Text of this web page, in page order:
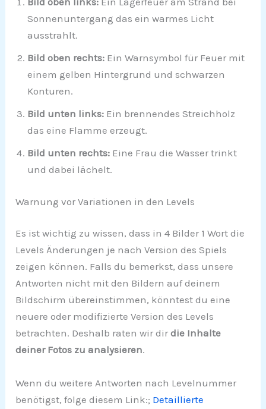
Sonnenuntergang das ein warmes Licht
ausstrahlt.
Bild oben rechts: Ein Warnsymbol für Feuer mit
einem gelben Hintergrund und schwarzen
Konturen.
Bild unten links: Ein brennendes Streichholz
das eine Flamme erzeugt.
Bild unten rechts: Eine Frau die Wasser trinkt
und dabei lächelt.
Warnung vor Variationen in den Levels
Es ist wichtig zu wissen, dass in 4 Bilder 1 Wort die
Levels Änderungen je nach Version des Spiels
zeigen können. Falls du bemerkst, dass unsere
Antworten nicht mit den Bildern auf deinem
Bildschirm übereinstimmen, könntest du eine
neuere oder modifizierte Version des Levels
betrachten. Deshalb raten wir dirdie Inhalte
deiner Fotos zu analysieren.
Wenn du weitere Antworten nach Levelnummer
benötigst, folge diesem Link:; Detaillierte